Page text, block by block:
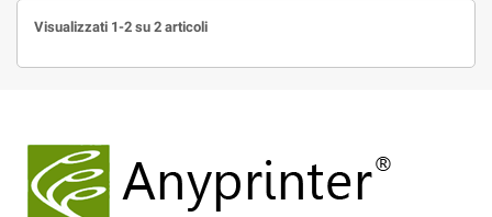
Visualizzati 1-2 su 2 articoli